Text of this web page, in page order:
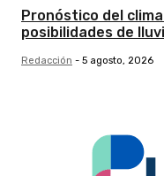
Pronóstico del
posibilidades de
Redacción - 5 agosto, 2026